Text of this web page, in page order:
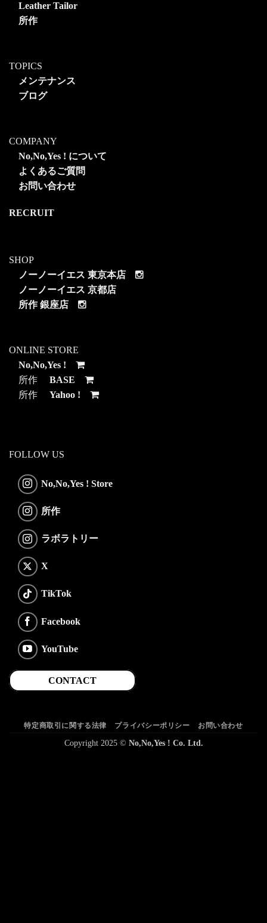
Leather Tailor
所作
TOPICS
メンテナンス
ブログ
COMPANY
No,No,Yes ! について
よくあるご質問
お問い合わせ
RECRUIT
SHOP
ノーノーイエス 東京本店
ノーノーイエス 京都店
所作 銀座店
ONLINE STORE
No,No,Yes !
所作 BASE
所作 Yahoo !
FOLLOW US
No,No,Yes ! Store
所作
ラボラトリー
X
TikTok
Facebook
YouTube
CONTACT
特定商取引に関する法律 プライバシーポリシー お問い合わせ
Copyright 2025 © No,No,Yes ! Co. Ltd.